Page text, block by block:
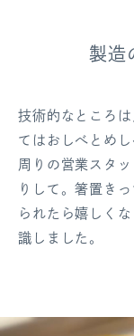
製造
技術的なところ
てはおしべとめ
周りの営業スタ
りして。箸置き
られたら嬉しく
識しました。